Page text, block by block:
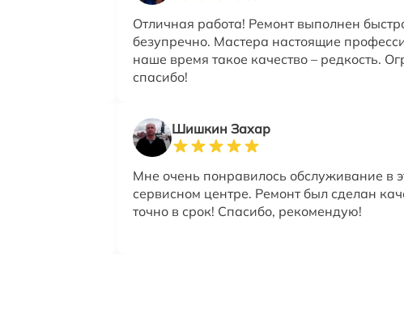
Отличная работа! Ремонт выполнен
безупречно. Мастера настоящие
наше время такое качество – редкость.
спасибо!
Шишкин Захар
Мне очень понравилось обслуживание в
сервисном центре. Ремонт был сделан
точно в срок! Спасибо, рекомендую!